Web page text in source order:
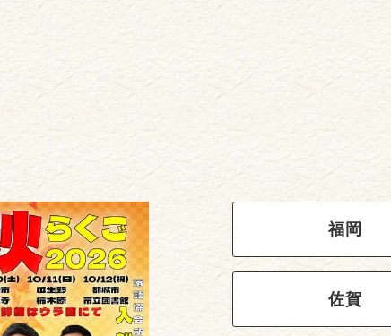
福岡
佐賀